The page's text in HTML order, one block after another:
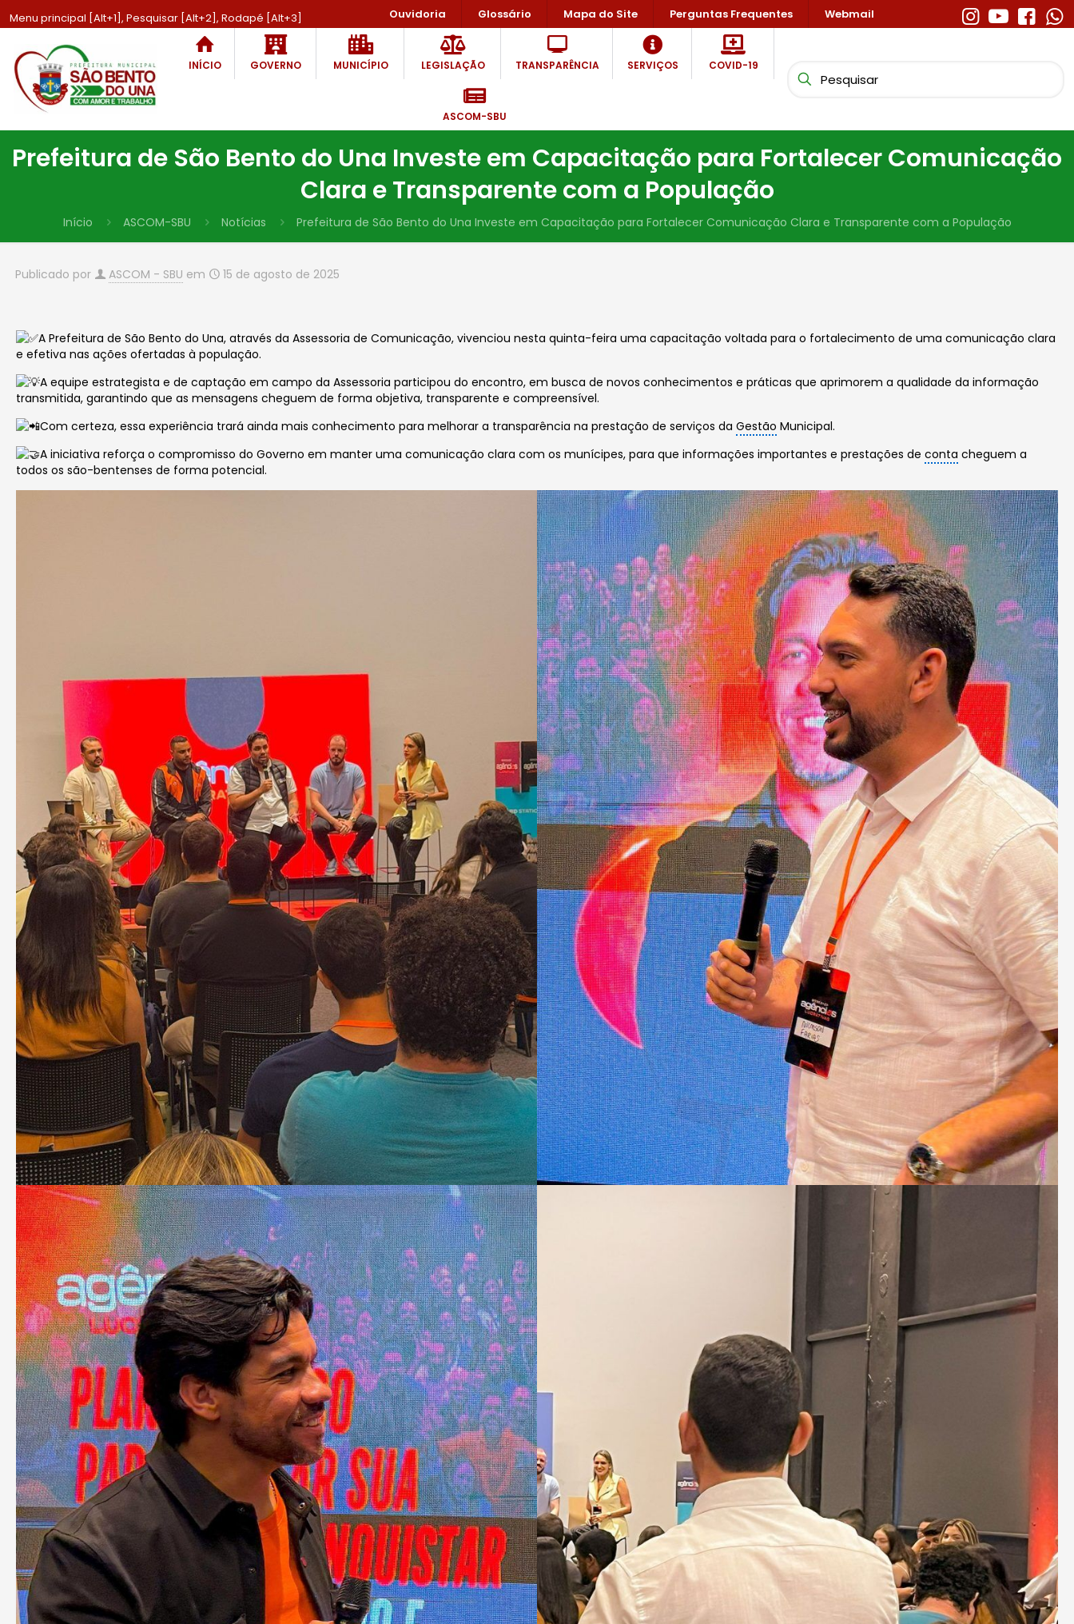
Menu principal [Alt+1], Pesquisar [Alt+2], Rodapé [Alt+3] Ouvidoria Glossário Mapa do Site Perguntas Frequentes Webmail
INÍCIO GOVERNO MUNICÍPIO LEGISLAÇÃO TRANSPARÊNCIA SERVIÇOS COVID-19
ASCOM-SBU
Prefeitura de São Bento do Una Investe em Capacitação para Fortalecer Comunicação
Clara e Transparente com a População
Início ASCOM-SBU Notícias Prefeitura de São Bento do Una Investe em Capacitação para Fortalecer Comunicação Clara e Transparente com a População
Publicado por ASCOM - SBU em 15 de agosto de 2025
A Prefeitura de São Bento do Una, através da Assessoria de Comunicação, vivenciou nesta quinta-feira uma capacitação voltada para o fortalecimento de uma comunicaçãoclara
e efetiva nas ações ofertadas à população.
A equipe estrategista e de captação em campo da Assessoria participou do encontro, em busca de novos conhecimentos e práticas que aprimorem a qualidade da informação
transmitida, garantindo que as mensagens cheguem de forma objetiva, transparente e compreensível.
Com certeza, essa experiência trará ainda mais conhecimento para melhorar a transparência na prestação de serviços daGestão Municipal.
A iniciativa reforça o compromisso do Governo em manter uma comunicação clara com os munícipes, para que informações importantes e prestações deconta cheguem a
todos os são-bentenses de forma potencial.